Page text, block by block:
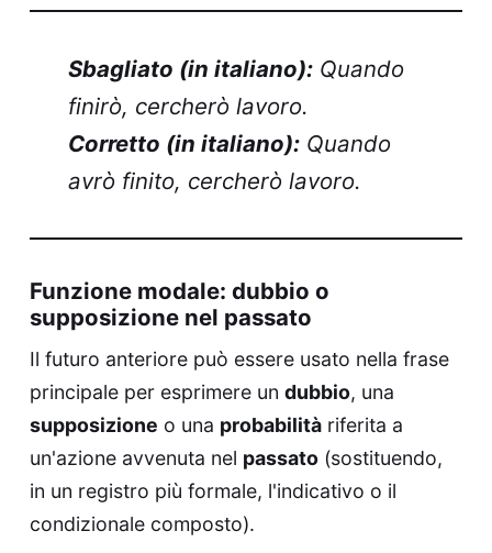
Sbagliato (in italiano): Quando
finirò, cercherò lavoro.
Corretto (in italiano): Quando
avrò finito, cercherò lavoro.
Funzione modale: dubbio o
supposizione nel passato
Il futuro anteriore può essere usato nella frase
principale per esprimere un dubbio, una
supposizione o una probabilitàriferita a
un'azione avvenuta nel passato(sostituendo,
in un registro più formale, l'indicativo o il
condizionale composto).